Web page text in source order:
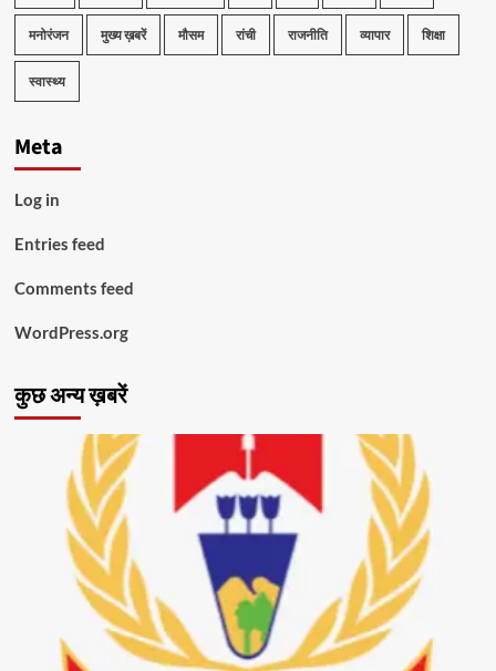
मनोरंजन मुख्य ख़बरें मौसम रांची राजनीति व्यापार शिक्षा
स्वास्थ्य
Meta
Log in
Entries feed
Comments feed
WordPress.org
कुछ अन्य ख़बरें